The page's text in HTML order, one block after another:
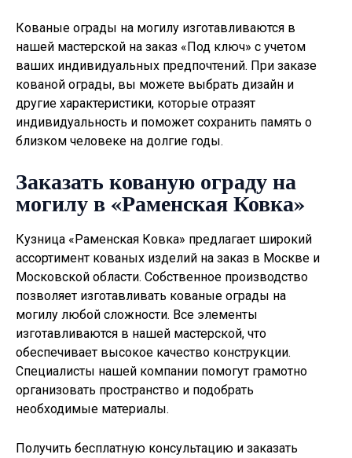
Кованые ограды на могилу изготавливаются в
нашей мастерской на заказ «Под ключ» с учетом
ваших индивидуальных предпочтений. При заказе
кованой ограды, вы можете выбрать дизайн и
другие характеристики, которые отразят
индивидуальность и поможет сохранить память о
близком человеке на долгие годы.
Заказать кованую ограду на
могилу в «Раменская Ковка»
Кузница «Раменская Ковка» предлагает широкий
ассортимент кованых изделий на заказ в Москве и
Московской области. Собственное производство
позволяет изготавливать кованые ограды на
могилу любой сложности. Все элементы
изготавливаются в нашей мастерской, что
обеспечивает высокое качество конструкции.
Специалисты нашей компании помогут грамотно
организовать пространство и подобрать
необходимые материалы.
Получить бесплатную консультацию и заказать